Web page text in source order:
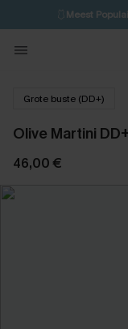
🩱Meest
Grote buste (DD+)
Olive Martini
46,00 €